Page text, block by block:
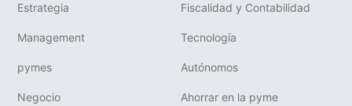
Estrategia Fiscalidad y Contabilidad
Management Tecnología
pymes Autónomos
Negocio Ahorrar en la pyme